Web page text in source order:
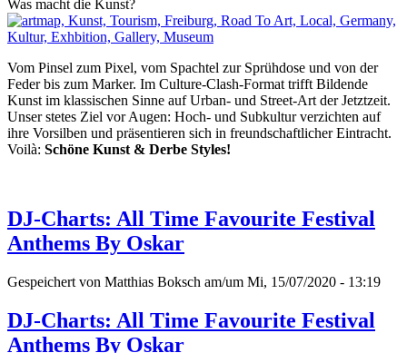
Was macht die Kunst?
Vom Pinsel zum Pixel, vom Spachtel zur Sprühdose und von der
Feder bis zum Marker. Im Culture-Clash-Format trifft Bildende
Kunst im klassischen Sinne auf Urban- und Street-Art der Jetztzeit.
Unser stetes Ziel vor Augen: Hoch- und Subkultur verzichten auf
ihre Vorsilben und präsentieren sich in freundschaftlicher Eintracht.
Voilà: Schöne Kunst & Derbe Styles!
DJ-Charts: All Time Favourite Festival
Anthems By Oskar
Gespeichert von Matthias Boksch am/um Mi, 15/07/2020 - 13:19
DJ-Charts: All Time Favourite Festival
Anthems By Oskar